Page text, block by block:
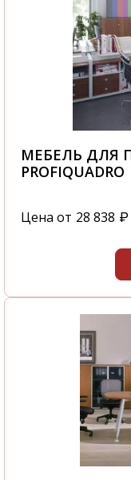
МЕБЕЛЬ ДЛЯ
PROFIQUADRO
Цена от 28 838 ₽